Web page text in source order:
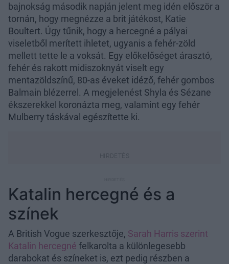
bajnokság második napján jelent meg idén először a
tornán, hogy megnézze a brit játékost, Katie
Boultert. Úgy tűnik, hogy a hercegné a pályai
viseletből merített ihletet, ugyanis a fehér-zöld
mellett tette le a voksát. Egy előkelőséget árasztó,
fehér és rakott midiszoknyát viselt egy
mentazöldszínű, 80-as éveket idéző, fehér gombos
Balmain blézerrel. A megjelenést Shyla és Sézane
ékszerekkel koronázta meg, valamint egy fehér
Mulberry táskával egészítette ki.
Katalin hercegné és a
színek
A British Vogue szerkesztője, Sarah Harris szerint
Katalin hercegné felkarolta a különlegesebb
darabokat és színeket is, ezt pedig részben a